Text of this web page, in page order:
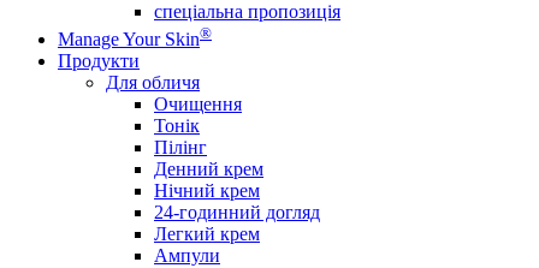
спеціальна пропозиція
Manage Your Skin®
Продукти
Для обличя
Очищення
Тонік
Пілінг
Денний крем
Нічний крем
24-годинний догляд
Легкий крем
Ампули